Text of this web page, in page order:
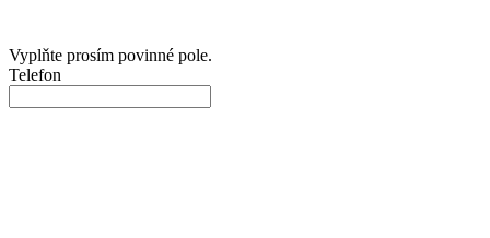
Vyplňte prosím povinné pole.
Telefon